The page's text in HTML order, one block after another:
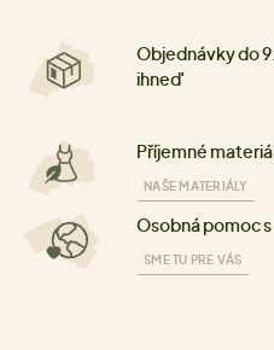
Objednávky do
ihneď
Příjemné
NAŠE MATERIÁLY
Osobná pomoc
SME TU PRE VÁS